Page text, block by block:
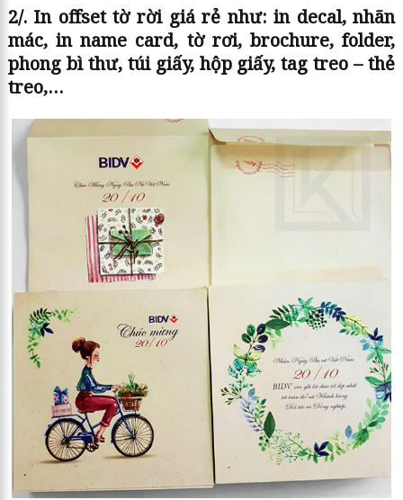
2/. In offset tờ rời giá rẻ như: in decal, nhãn
mác, in name card, tờ rơi, brochure, folder,
phong bì thư, túi giấy, hộp giấy, tag treo – thẻ
treo,…